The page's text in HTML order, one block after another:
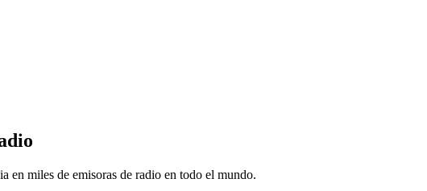
en miles de emisoras de radio en todo el mundo.